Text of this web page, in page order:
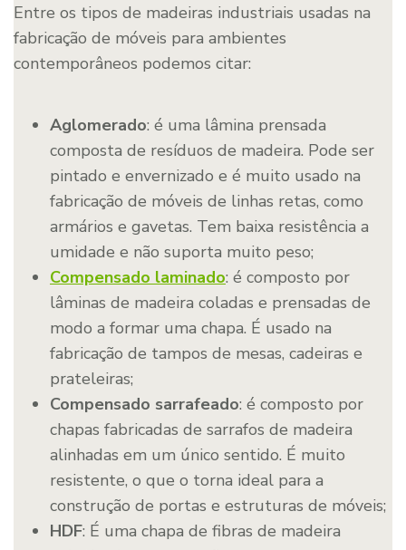
Entre os tipos de madeiras industriais usadas na
fabricação de móveis para ambientes
contemporâneos podemos citar:
Aglomerado: é uma lâmina prensada
composta de resíduos de madeira. Pode ser
pintado e envernizado e é muito usado na
fabricação de móveis de linhas retas, como
armários e gavetas. Tem baixa resistência a
umidade e não suporta muito peso;
Compensado laminado: é composto por
lâminas de madeira coladas e prensadas de
modo a formar uma chapa. É usado na
fabricação de tampos de mesas, cadeiras e
prateleiras;
Compensado sarrafeado: é composto por
chapas fabricadas de sarrafos de madeira
alinhadas em um único sentido. É muito
resistente, o que o torna ideal para a
construção de portas e estruturas de móveis;
HDF: É uma chapa de fibras de madeira